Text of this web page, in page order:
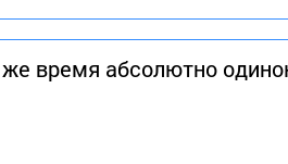
время абсолютно